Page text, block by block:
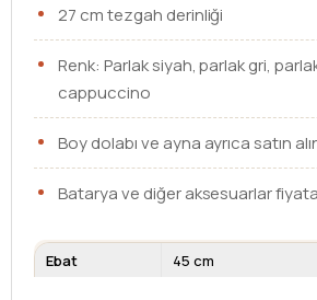
27 cm tezgah derinliği
Renk: Parlak siyah, parlak gri,
cappuccino
Boy dolabı ve ayna ayrıca satın
Batarya ve diğer aksesuarlar
Ebat
45 cm